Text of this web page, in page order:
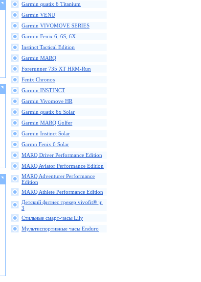
Garmin quatix 6 Titanium
Garmin VENU
Garmin VIVOMOVE SERIES
Garmin Fenix 6, 6S, 6X
Instinct Tactical Edition
Garmin MARQ
Forerunner 735 XT HRM-Run
Fenix Chronos
Garmin INSTINCT
Garmin Vivomove HR
Garmin quatix 6x Solar
Garmin MARQ Golfer
Garmin Instinct Solar
Garmn Fenix 6 Solar
MARQ Driver Performance Edition
MARQ Aviator Performance Edition
MARQ Adventurer Performance
Edition
MARQ Athlete Performance Edition
Детский фитнес трекер vivofit® jr.
3
Стильные смарт-часы Lily
Мультиспортивные часы Enduro